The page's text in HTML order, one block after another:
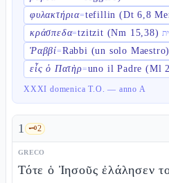
φυλακτήρια=tefillin (Dt 6,8
κράσπεδα=tzitzit (Nm 15,38)
Ῥαββί=Rabbi (un solo Maestro)
εἷς ὁ Πατὴρ=uno il Padre (Ml
XXXI domenica T.O. — anno A
1 🗝️2
GRECO
Τότε ὁ Ἰησοῦς ἐλάλησεν